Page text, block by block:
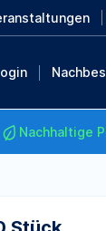
Nachhaltige